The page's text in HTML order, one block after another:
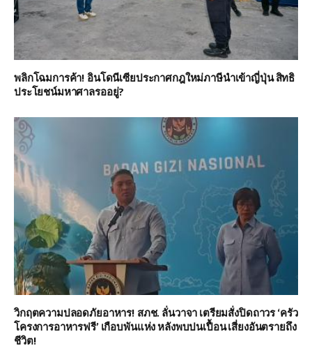
พลิกโฉมการค้า! อินโดนีเซียประกาศกฎใหม่ภาษีนำเข้าญี่ปุ่น สิทธิ
ประโยชน์มหาศาลรออยู่?
วิกฤตความปลอดภัยอาหาร! สภช. ลั่นวาจา เตรียมสั่งปิดถาวร ‘ครัว
โครงการอาหารฟรี’ เกือบพันแห่ง หลังพบปนเปื้อน เสี่ยงอันตรายถึง
ชีวิต!